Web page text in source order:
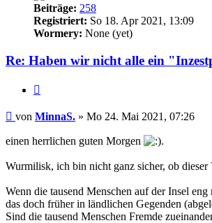
Beiträge: 258
Registriert: So 18. Apr 2021, 13:09
Wormery: None (yet)
Re: Haben wir nicht alle ein
Beitrag
von MinnaS. » Mo 24. Mai 2021, 07:26
einen herrlichen guten Morgen .
Wurmilisk, ich bin nicht ganz sicher, ob dieser
Wenn die tausend Menschen auf der Insel
das doch früher in ländlichen Gegenden
Sind die tausend Menschen Fremde